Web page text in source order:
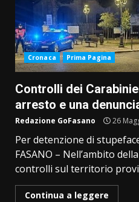
Cronaca Prima Pagina
Controlli dei
arresto e una
Redazione GoFasano 26
Per detenzione di
FASANO – Nell’ambito
controlli sul territorio
Continua a leggere